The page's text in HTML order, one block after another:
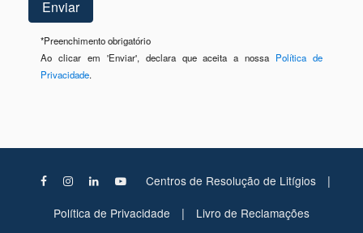
*Preenchimento obrigatório
Ao clicar em 'Enviar', declara que aceita a nossa Política de
Privacidade.
Centros de Resolução de Litígios |
Política de Privacidade | Livro de Reclamações